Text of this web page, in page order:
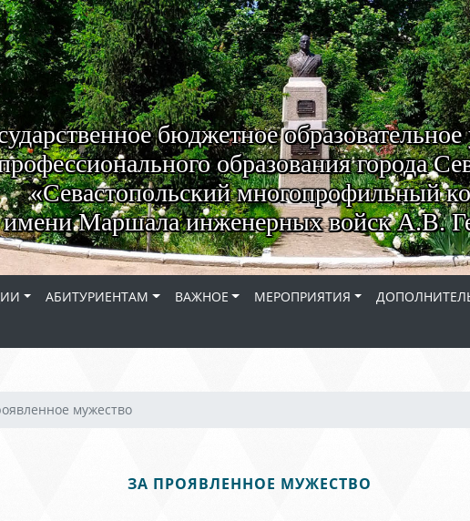
бюджетное
образования города
«Севастопольский многопрофильный
имени Маршала инженерных войск А.В.
АБИТУРИЕНТАМ ВАЖНОЕ МЕРОПРИЯТИЯ
мужество
ЗА ПРОЯВЛЕННОЕ МУЖЕСТВО